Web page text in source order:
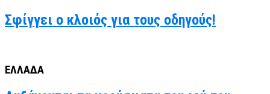
Σφίγγει ο κλοιός για τους οδηγούς!
ΕΛΛΑΔΑ